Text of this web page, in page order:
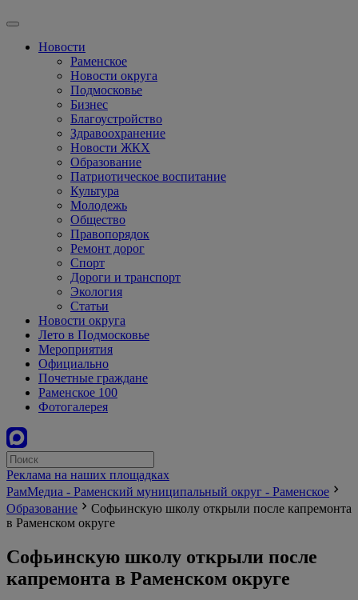
Новости
Раменское
Новости округа
Подмосковье
Бизнес
Благоустройство
Здравоохранение
Новости ЖКХ
Образование
Патриотическое воспитание
Культура
Молодежь
Общество
Правопорядок
Ремонт дорог
Спорт
Дороги и транспорт
Экология
Статьи
Новости округа
Лето в Подмосковье
Мероприятия
Официально
Почетные граждане
Раменское 100
Фотогалерея
Реклама на наших площадках
РамМедиа - Раменский муниципальный округ - Раменское
Образование
Софьинскую школу открыли после капремонта
в Раменском округе
Софьинскую школу открыли после
капремонта в Раменском округе